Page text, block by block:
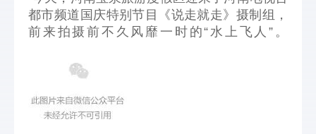
都市频道国庆特别节目《说走就走》摄制组，
前来拍摄前不久风靡一时的“水上飞人”。